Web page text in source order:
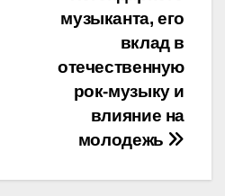
музыканта, его
вклад в
отечественную
рок-музыку и
влияние на
молодежь